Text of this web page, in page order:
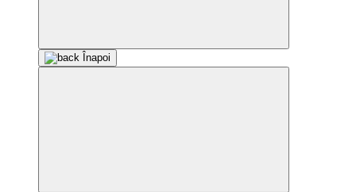
Înapoi